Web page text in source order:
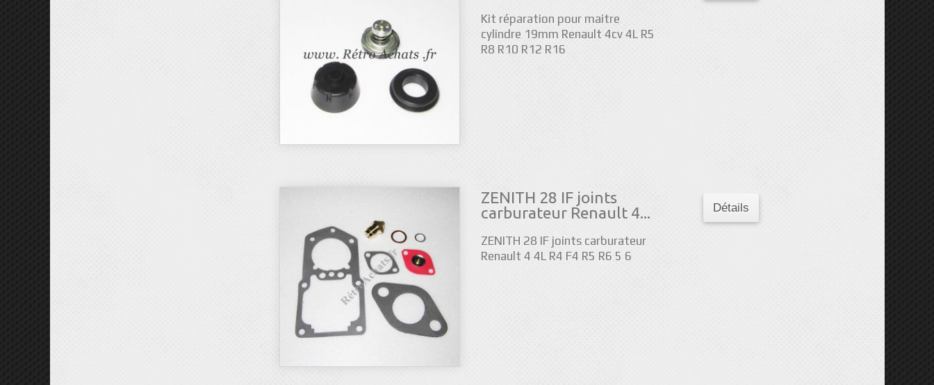
Kit réparation pour maitre
cylindre 19mm Renault 4cv 4L R5
R8 R10 R12 R16
ZENITH 28 IF joints
carburateur Renault 4...
ZENITH 28 IF joints carburateur
Renault 4 4L R4 F4 R5 R6 5 6
Détails